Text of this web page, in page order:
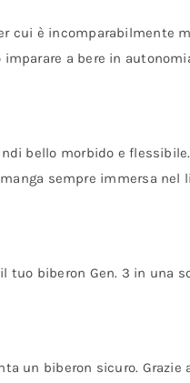
cui è incomparabilmente
a bere in
bello morbido e
sempre immersa nel
tuo biberon Gen. 3 in
un biberon sicuro.